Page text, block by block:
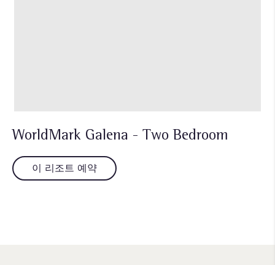
WorldMark Galena - Two Bedroom
이 리조트 예약